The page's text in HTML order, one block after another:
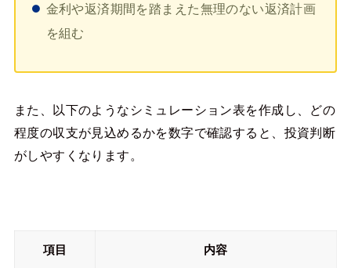
金利や返済期間を踏まえた無理のない返済計画
を組む
また、以下のようなシミュレーション表を作成し、どの
程度の収支が見込めるかを数字で確認すると、投資判断
がしやすくなります。
項目 内容